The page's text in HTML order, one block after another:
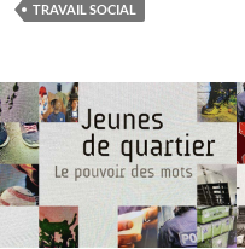
TRAVAIL SOCIAL